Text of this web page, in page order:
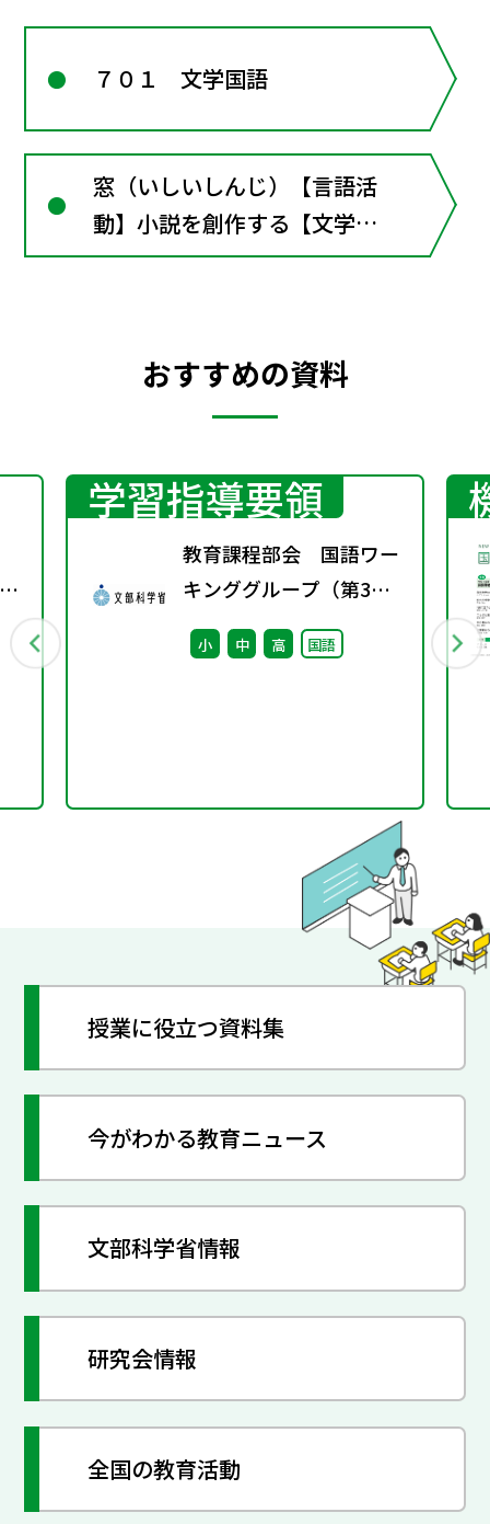
７０１ 文学国語
窓（いしいしんじ）【言語活
動】小説を創作する【文学へ
の扉1】変身ということ
おすすめの資料
学習指導要領
教育課程部会 国語ワー
キンググループ（第3
回） 配付資料
小 中 高 国語
授業に役立つ資料集
今がわかる教育ニュース
文部科学省情報
研究会情報
全国の教育活動